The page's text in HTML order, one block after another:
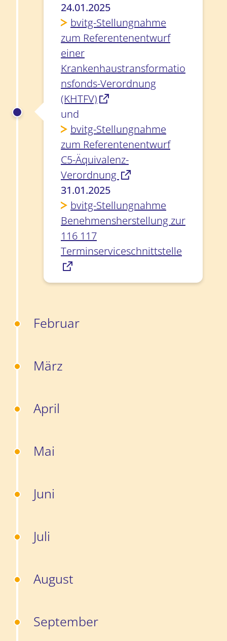
24.01.2025
bvitg-Stellungnahme
zum Referentenentwurf
einer
Krankenhaustransformatio
nsfonds-Verordnung
(KHTFV)
und
bvitg-Stellungnahme
zum Referentenentwurf
C5-Äquivalenz-
Verordnung
31.01.2025
bvitg-Stellungnahme
Benehmensherstellung zur
116 117
Terminserviceschnittstelle
Februar
März
April
Mai
Juni
Juli
August
September